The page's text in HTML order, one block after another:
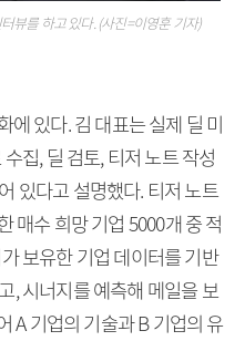
뷰를 하고 있다. (사진=이영훈 기자)
에 있다. 김 대표는 실제 딜 미
집, 딜 검토, 티저 노트 작성
있다고 설명했다. 티저 노트
매수 희망 기업 5000개 중 적
보유한 기업 데이터를 기반
, 시너지를 예측해 메일을 보
A 기업의 기술과 B 기업의 유